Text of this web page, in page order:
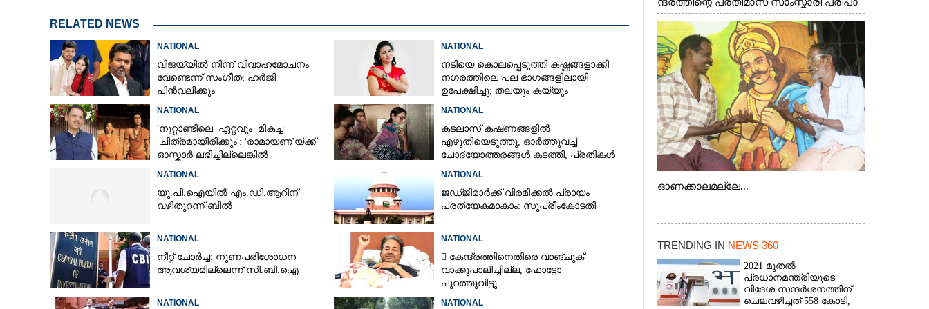
RELATED NEWS
NATIONAL
വിജയ്‌യിൽ നിന്ന് വിവാഹമോചനം
വേണ്ടെന്ന് സംഗീത; ഹർജി
പിൻവലിക്കും
NATIONAL
നടിയെ കൊലപ്പെടുത്തി കഷ്ണങ്ങളാക്കി
നഗരത്തിലെ പല ഭാഗങ്ങളിലായി
ഉപേക്ഷിച്ചു; തലയും കയ്യും
NATIONAL
'നൂറ്റാണ്ടിലെ ഏറ്റവും മികച്ച
ചിത്രമായിരിക്കും': 'രാമായണ'യ്ക്ക്
ഓസ്കാ‌ർ ലഭിച്ചില്ലെങ്കിൽ
NATIONAL
കടലാസ് കഷ്‌ണങ്ങളിൽ
എഴുതിയെടുത്തു, ഓർത്തുവച്ച്
ചോദ്യോത്തരങ്ങൾ കടത്തി, പ്രതികൾ
NATIONAL
യു.പി.ഐയിൽ എം.ഡി.ആറിന്
വഴിതുറന്ന് ബിൽ
NATIONAL
ജഡ്‌ജിമാർക്ക് വിരമിക്കൽ പ്രായം
പ്രത്യേകമാകാം: സുപ്രീംകോടതി
NATIONAL
നീറ്റ് ചോർച്ച: നുണപരിശോധന
ആവശ്യമില്ലെന്ന് സി.ബി.ഐ
NATIONAL
 കേന്ദ്രത്തിനെതിരെ വാങ്‌ചുക്
വാക്കുപാലിച്ചില്ല, ഫോട്ടോ
പുറത്തുവിട്ടു
NATIONAL NATIONAL
ടിയുടെ ഭാഗമായി ടി.ഡി റോഡിലെ
ഭാരതീയ വിദ്യാഭവൻ സർദാർ പട്ടേൽ
സഭാഗൃഹത്തിൽ
പ്രശസ്ത കഥക് നർത്തകി എം.
അക്ഷത അവതരിപ്പിച്ച ലയ നമൻ കഥകിൽ
നിന്ന്
ഓണക്കാലമല്ലേ...
TRENDING IN NEWS 360
2021 മുതൽ
പ്രധാനമന്ത്രിയുടെ
വിദേശ സന്ദർശനത്തിന്
ചെലവഴിച്ചത് 558 കോടി,